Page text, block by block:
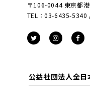
〒106-0044 東京都
TEL：03-6435-5340
公益社団法人全